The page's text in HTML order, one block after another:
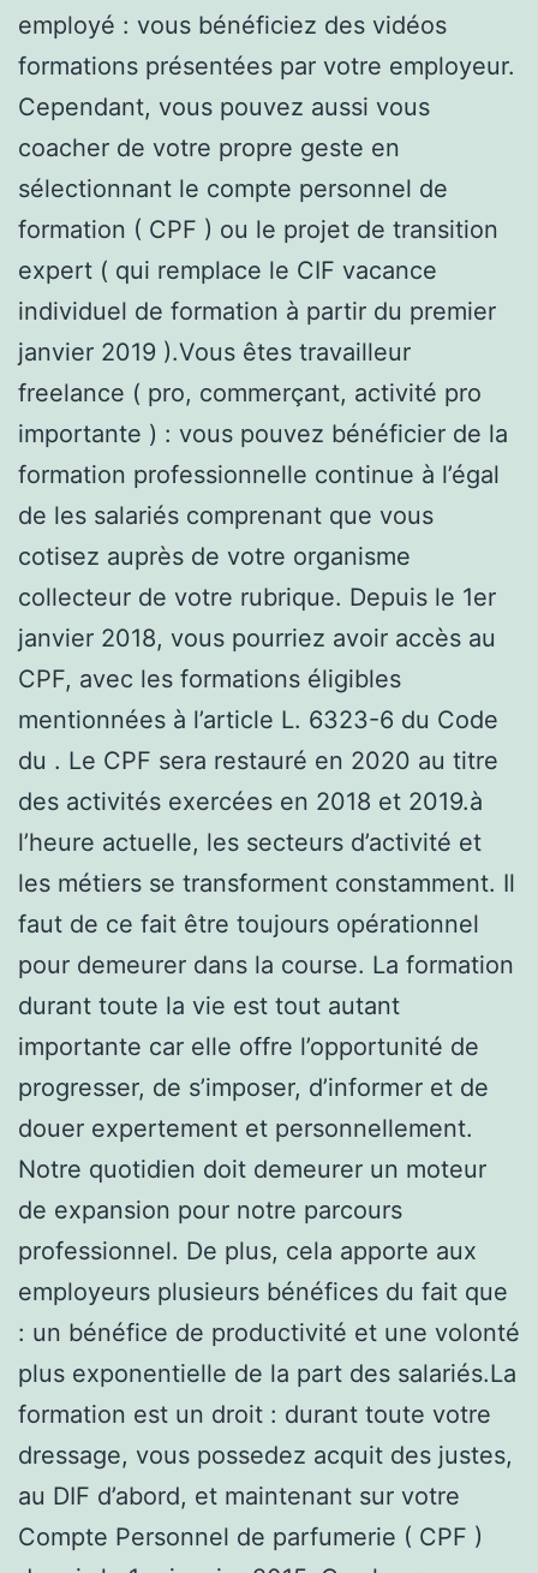
employé : vous bénéficiez des vidéos
formations présentées par votre employeur.
Cependant, vous pouvez aussi vous
coacher de votre propre geste en
sélectionnant le compte personnel de
formation ( CPF ) ou le projet de transition
expert ( qui remplace le CIF vacance
individuel de formation à partir du premier
janvier 2019 ).Vous êtes travailleur
freelance ( pro, commerçant, activité pro
importante ) : vous pouvez bénéficier de la
formation professionnelle continue à l’égal
de les salariés comprenant que vous
cotisez auprès de votre organisme
collecteur de votre rubrique. Depuis le 1er
janvier 2018, vous pourriez avoir accès au
CPF, avec les formations éligibles
mentionnées à l’article L. 6323-6 du Code
du . Le CPF sera restauré en 2020 au titre
des activités exercées en 2018 et 2019.à
l’heure actuelle, les secteurs d’activité et
les métiers se transforment constamment. Il
faut de ce fait être toujours opérationnel
pour demeurer dans la course. La formation
durant toute la vie est tout autant
importante car elle offre l’opportunité de
progresser, de s’imposer, d’informer et de
douer expertement et personnellement.
Notre quotidien doit demeurer un moteur
de expansion pour notre parcours
professionnel. De plus, cela apporte aux
employeurs plusieurs bénéfices du fait que
: un bénéfice de productivité et une volonté
plus exponentielle de la part des salariés.La
formation est un droit : durant toute votre
dressage, vous possedez acquit des justes,
au DIF d’abord, et maintenant sur votre
Compte Personnel de parfumerie ( CPF )